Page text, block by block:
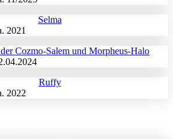
Selma
2021
Cozmo-Salem und Morpheus-Halo
Ruffy
2022